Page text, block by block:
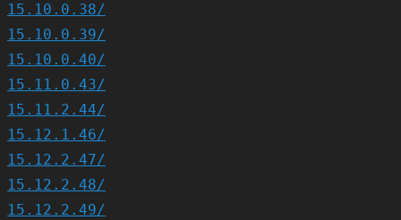
15.10.0.38/
15.10.0.39/
15.10.0.40/
15.11.0.43/
15.11.2.44/
15.12.1.46/
15.12.2.47/
15.12.2.48/
15.12.2.49/